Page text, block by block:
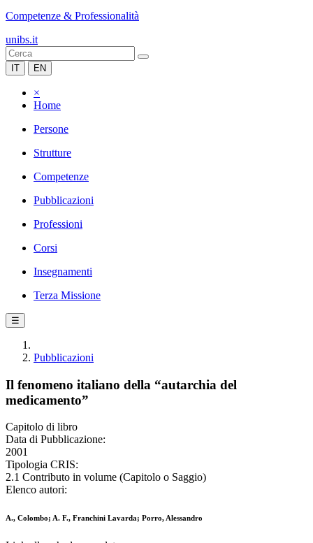
Competenze & Professionalità
unibs.it
IT EN
×
Home
Persone
Strutture
Competenze
Pubblicazioni
Professioni
Corsi
Insegnamenti
Terza Missione
☰
Pubblicazioni
Il fenomeno italiano della “autarchia del
medicamento”
Capitolo di libro
Data di Pubblicazione:
2001
Tipologia CRIS:
2.1 Contributo in volume (Capitolo o Saggio)
Elenco autori:
A., Colombo; A. F., Franchini Lavarda; Porro, Alessandro